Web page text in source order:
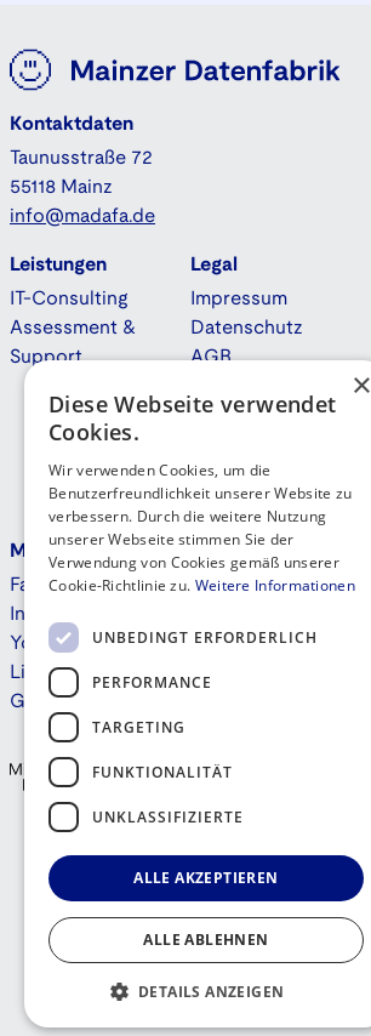
Kontaktdaten
Taunusstraße 72
55118 Mainz
info@madafa.de
Leistungen
IT-Consulting
Assessment &
Support
Legal
Impressum
Datenschutz
AGB
Mehr
Facebook
Instagram
Youtube
Linkedin
GitHub
Kontakt
×
Diese Webseite verwendet
Cookies.
Wir verwenden Cookies, um die
Benutzerfreundlichkeit unserer Website zu
verbessern. Durch die weitere Nutzung
unserer Webseite stimmen Sie der
Verwendung von Cookies gemäß unserer
Cookie-Richtlinie zu. Weitere Informationen
UNBEDINGT ERFORDERLICH
PERFORMANCE
TARGETING
FUNKTIONALITÄT
UNKLASSIFIZIERTE
ALLE AKZEPTIEREN
ALLE ABLEHNEN
DETAILS ANZEIGEN